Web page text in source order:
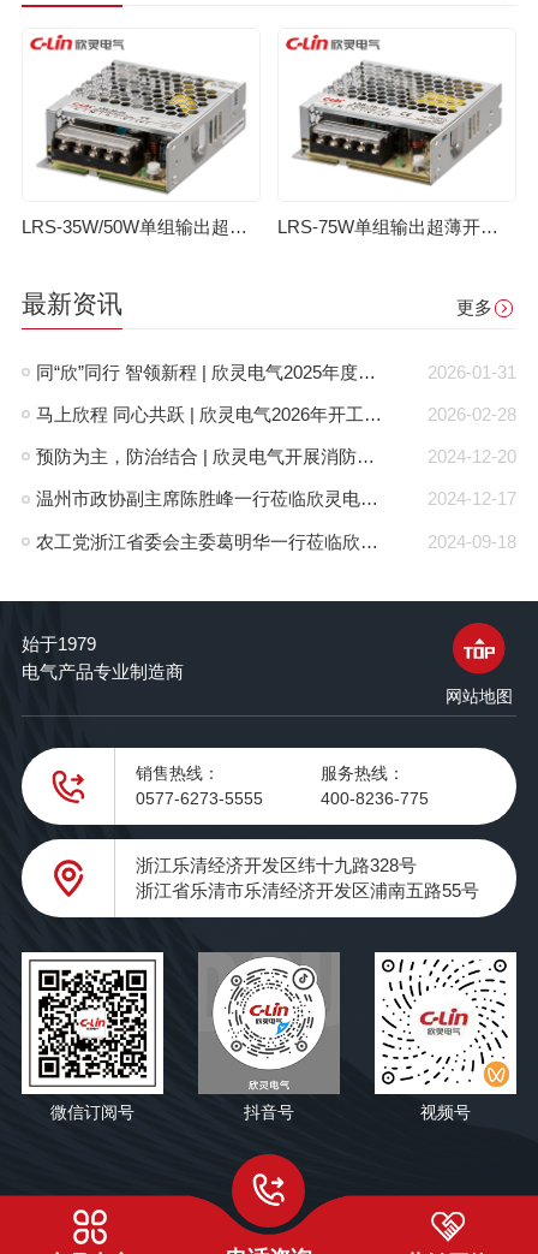
LRS-35W/50W单组输出超薄开关电源 LRS-75W单组输出超薄开关电源
最新资讯 更多
2026-01-31
同“欣”同行 智领新程 | 欣灵电气2025年度表彰总结大会暨新年酒会成功举办！
2026-02-28
马上欣程 同心共跃 | 欣灵电气2026年开工大吉！
2024-12-20
预防为主，防治结合 | 欣灵电气开展消防应急预案演练活动
2024-12-17
温州市政协副主席陈胜峰一行莅临欣灵电气调研指导
2024-09-18
农工党浙江省委会主委葛明华一行莅临欣灵电气考察调研
始于1979
电气产品专业制造商
网站地图
销售热线：
0577-6273-5555
服务热线：
400-8236-775
浙江乐清经济开发区纬十九路328号
浙江省乐清市乐清经济开发区浦南五路55号
微信订阅号 抖音号 视频号